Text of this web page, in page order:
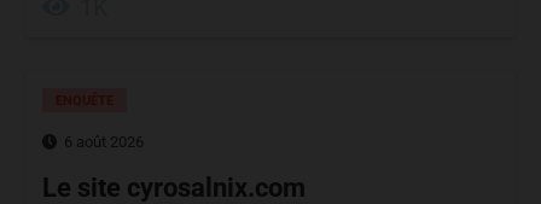
6 août 2026
Le site cyrosalnix.com